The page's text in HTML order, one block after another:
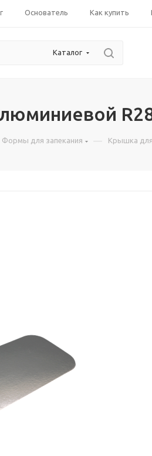
Основатель Как купить
Каталог
Формы для запекания — Крышка